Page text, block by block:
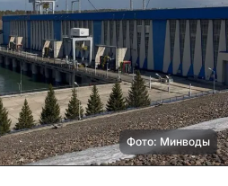
Фото: Минводы